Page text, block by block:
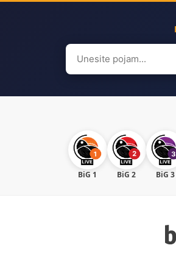
Search
for:
BiG 1 BiG 2 BiG 3